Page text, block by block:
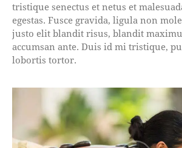
tristique senectus et netus et
egestas. Fusce gravida, ligula non
justo elit blandit risus, blandit
accumsan ante. Duis id mi tristique,
lobortis tortor.